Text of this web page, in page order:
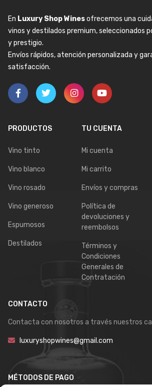
En Luxury Shop Winesofrecemos una
vinos y destilados premium, seleccionados
y prestigio.
Envíos rápidos, atención personalizada y
satisfacción.
PRODUCTOS
Vino tinto
Vino blanco
Vino rosado
Vino generoso
Espumosos
Destilados
TU CUENTA
Mi cuenta
Mi carrito
Envíos y compras
Política de
devoluciones y
reembolsos
Términos y
Condiciones
Generales de
Contratación
CONTACTO
Contacta con nosotros a través nuestros
luxuryshopwines@gmail.com
MÉTODOS DE PAGO